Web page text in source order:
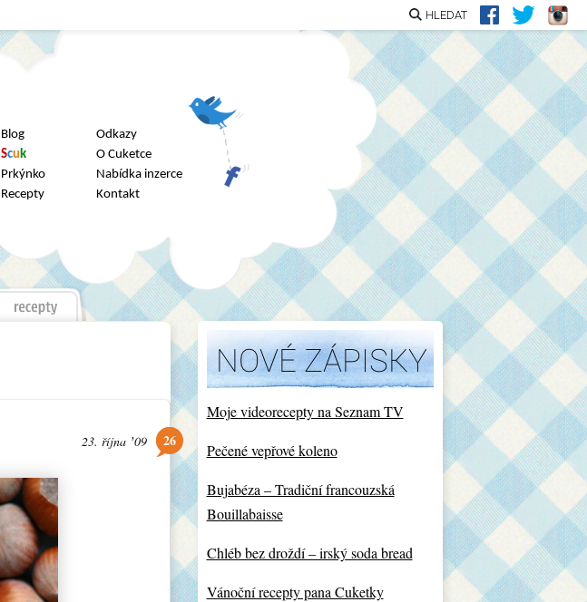
HLEDAT
Blog
Scuk
Prkýnko
Recepty
Odkazy
O Cuketce
Nabídka inzerce
Kontakt
23. října ʼ09 26
Moje videorecepty na Seznam TV
Pečené vepřové koleno
Bujabéza – Tradiční francouzská
Bouillabaisse
Chléb bez droždí – irský soda bread
Vánoční recepty pana Cuketky